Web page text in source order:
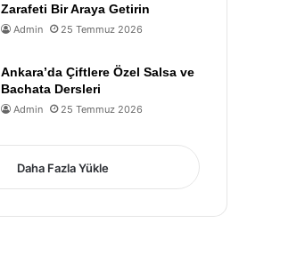
Zarafeti Bir Araya Getirin
Admin 25 Temmuz 2026
Ankara’da Çiftlere Özel Salsa ve
Bachata Dersleri
Admin 25 Temmuz 2026
Daha Fazla Yükle